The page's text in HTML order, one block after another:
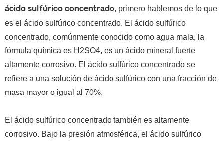
ácido sulfúrico concentrado, primero hablemos de lo que
es el ácido sulfúrico concentrado. El ácido sulfúrico
concentrado, comúnmente conocido como agua mala, la
fórmula química es H2SO4, es un ácido mineral fuerte
altamente corrosivo. El ácido sulfúrico concentrado se
refiere a una solución de ácido sulfúrico con una fracción de
masa mayor o igual al 70%.
El ácido sulfúrico concentrado también es altamente
corrosivo. Bajo la presión atmosférica, el ácido sulfúrico